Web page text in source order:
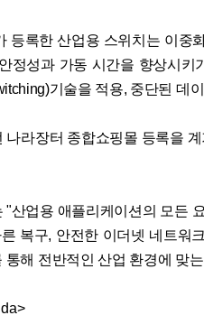
등록한 산업용 스위치는 이중
정성과 가동 시간을 향상시키
기술을 적용, 중단된 데
나라장터 종합쇼핑몰 등록을
"산업용 애플리케이션의 모든
복구, 안전한 이더넷 네트워
통해 전반적인 산업 환경에 맞